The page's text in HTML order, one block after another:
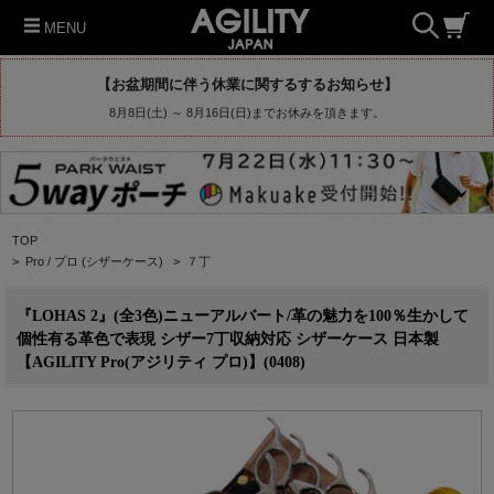
MENU
【お盆期間に伴う休業に関するするお知らせ】
8月8日(土) ～ 8月16日(日)までお休みを頂きます。
TOP
> Pro / プロ (シザーケース) > ７丁
『LOHAS 2』(全3色)ニューアルバート/革の魅力を100％生かして
個性有る革色で表現 シザー7丁収納対応 シザーケース 日本製
【AGILITY Pro(アジリティ プロ)】(0408)